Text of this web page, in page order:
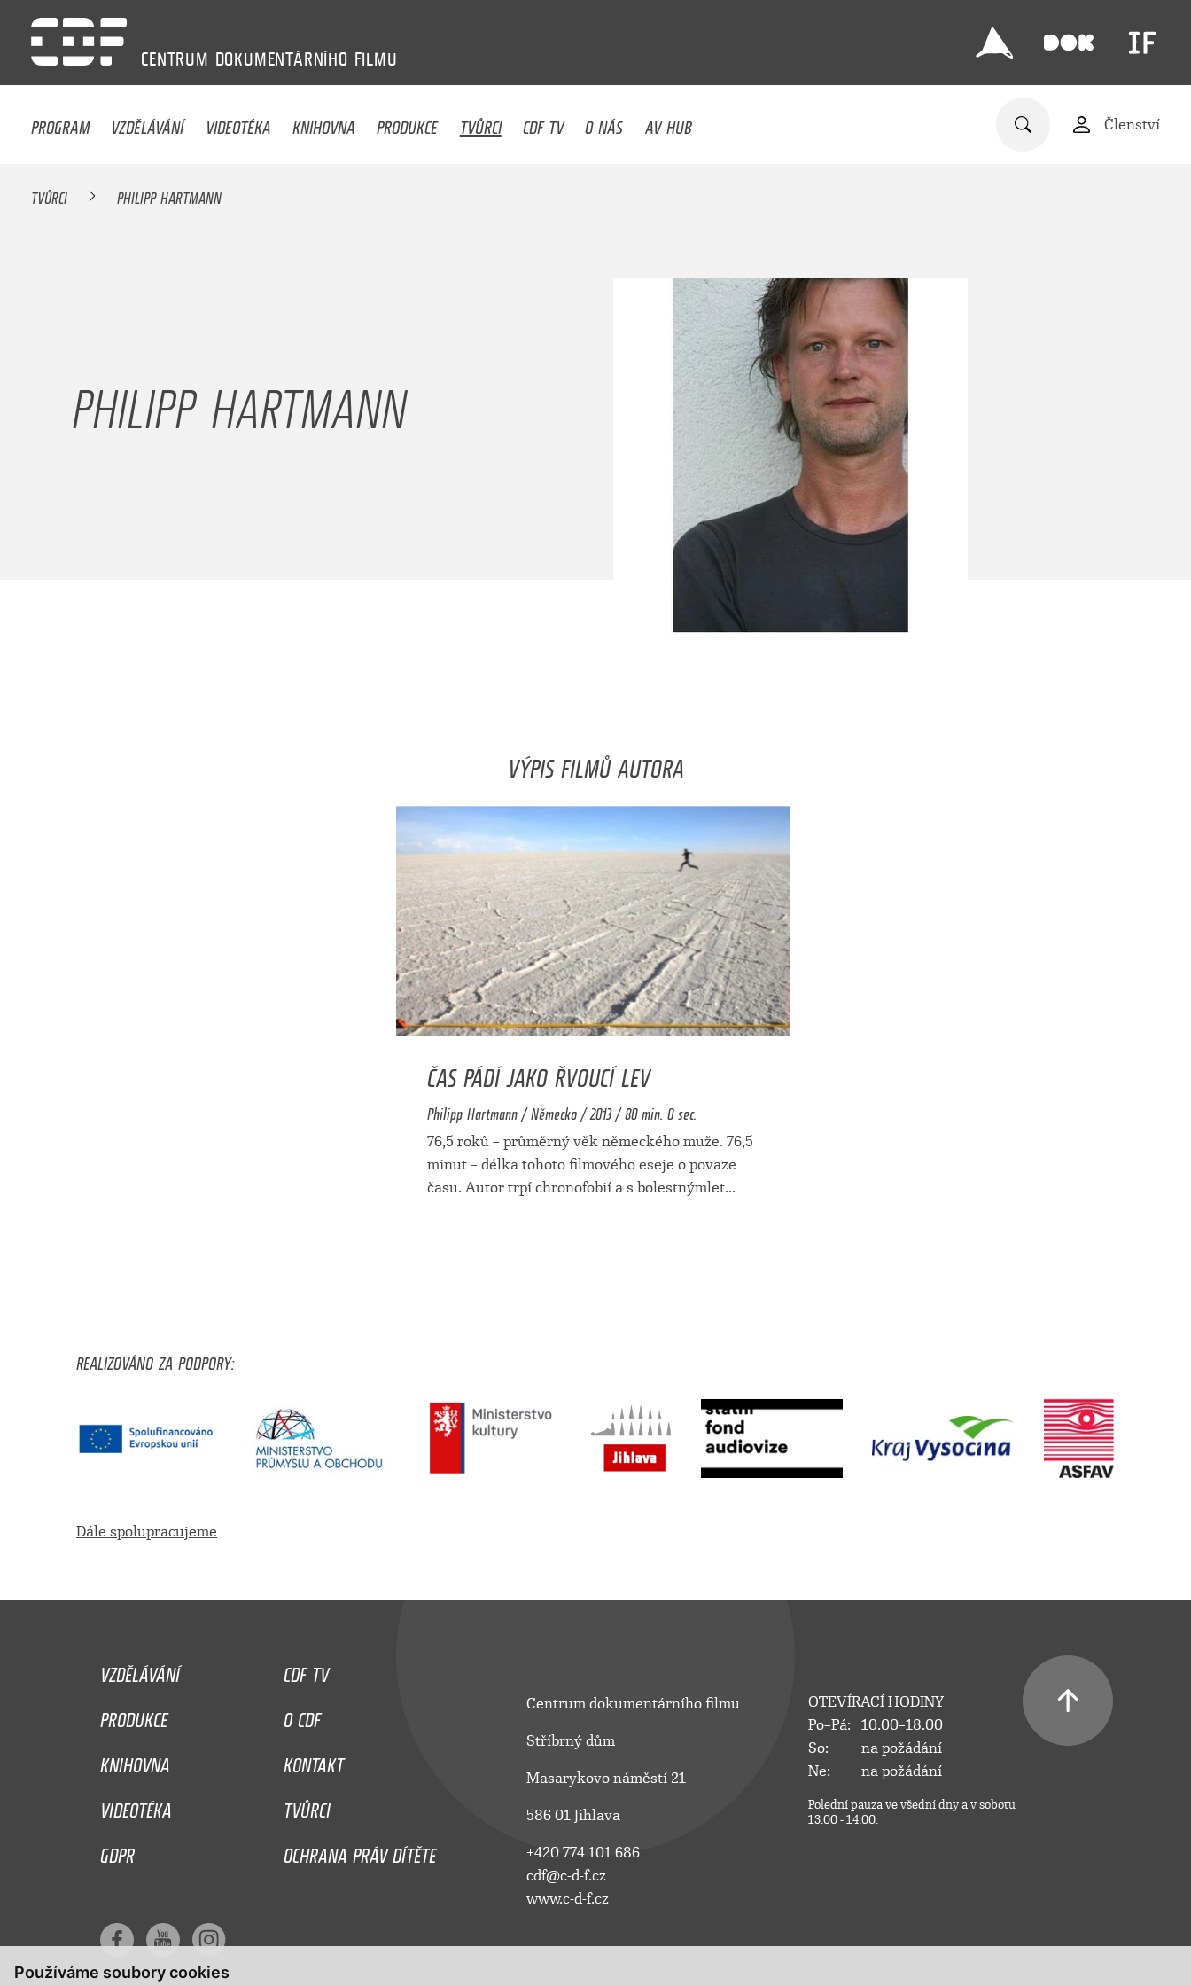
Používáme soubory cookies
CENTRUM DOKUMENTÁRNÍHO FILMU
PROGRAM VZDĚLÁVÁNÍ VIDEOTÉKA KNIHOVNA PRODUKCE TVŮRCI CDF TV O NÁS AV HUB Členství
TVŮRCI PHILIPP HARTMANN
PHILIPP HARTMANN
VÝPIS FILMŮ AUTORA
ČAS PÁDÍ JAKO ŘVOUCÍ LEV
Philipp Hartmann / Německo / 2013 / 80 min. 0 sec.
76,5 roků – průměrný věk německého muže. 76,5
minut – délka tohoto filmového eseje o povaze
času. Autor trpí chronofobií a s bolestnýmlet...
REALIZOVÁNO ZA PODPORY:
Dále spolupracujeme
VZDĚLÁVÁNÍ
CDF TV
PRODUKCE
O CDF
KNIHOVNA
KONTAKT
VIDEOTÉKA
TVŮRCI
GDPR
OCHRANA PRÁV DÍTĚTE
Centrum dokumentárního filmu
Stříbrný dům
Masarykovo náměstí 21
586 01 Jihlava
+420 774 101 686
cdf@c-d-f.cz
www.c-d-f.cz
OTEVÍRACÍ HODINY
Po–Pá:
10.00–18.00
So:
na požádání
Ne:
na požádání
Polední pauza ve všední dny a v sobotu
13:00 - 14:00.